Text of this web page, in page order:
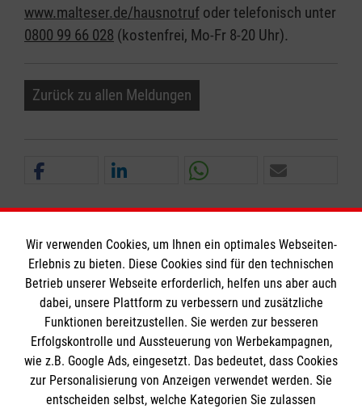
www.malteser.de/hausnotruf oder telefonisch unter
0800 99 66 028 (kostenfrei, Mo-Fr 8-20 Uhr).
Zurück zu allen Meldungen
Informationen
Impressum
Datenschutz
Barrierefreiheit
Die Malteser
Wir verwenden Cookies, um Ihnen ein optimales Webseiten-
Erlebnis zu bieten. Diese Cookies sind für den technischen
Betrieb unserer Webseite erforderlich, helfen uns aber auch
dabei, unsere Plattform zu verbessern und zusätzliche
Funktionen bereitzustellen. Sie werden zur besseren
Erfolgskontrolle und Aussteuerung von Werbekampagnen,
wie z.B. Google Ads, eingesetzt. Das bedeutet, dass Cookies
zur Personalisierung von Anzeigen verwendet werden. Sie
entscheiden selbst, welche Kategorien Sie zulassen